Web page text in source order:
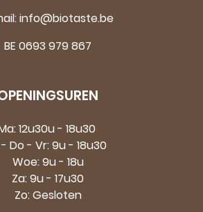
info@biotaste.be
BE 0693 979 867
12u30u - 18u30
Do - Vr: 9u - 18u30
Woe: 9u - 18u
Za: 9u - 17u30
Zo: Gesloten